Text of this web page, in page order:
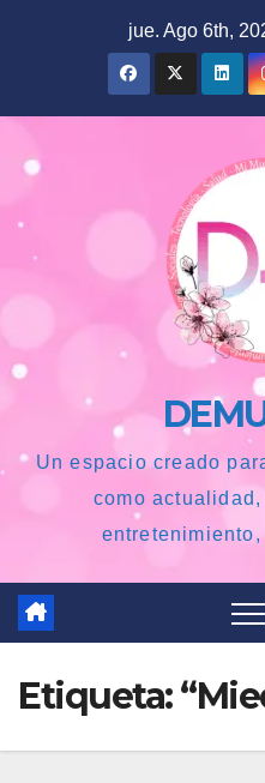
jue. Ago 6th,
Un espacio creado
como
Etiqueta: